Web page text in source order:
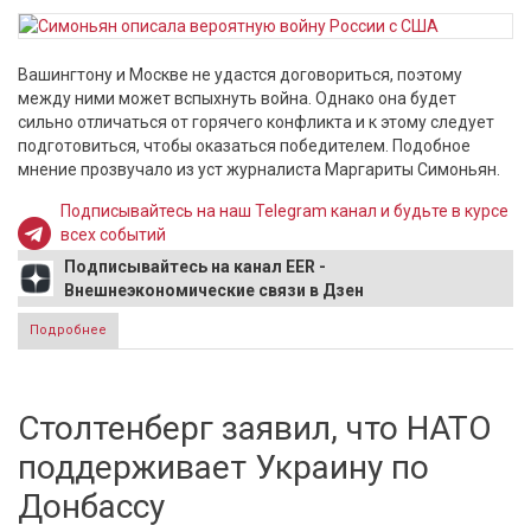
Вашингтону и Москве не удастся договориться, поэтому
между ними может вспыхнуть война. Однако она будет
сильно отличаться от горячего конфликта и к этому следует
подготовиться, чтобы оказаться победителем. Подобное
мнение прозвучало из уст журналиста Маргариты Симоньян.
Подписывайтесь на наш Telegram канал и будьте в курсе
всех событий
Подписывайтесь на канал EER -
Внешнеэкономические связи в Дзен
Подробнее
война между Россией и США
Столтенберг заявил, что НАТО
поддерживает Украину по
Донбассу